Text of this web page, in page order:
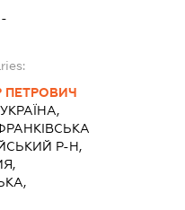
ПЕТРОВИЧ
УКРАЇНА,
Р-Н,